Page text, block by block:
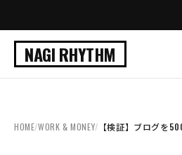
NAGI RHYTHM
HOME/WORK & MONEY/ 【検証】ブログを